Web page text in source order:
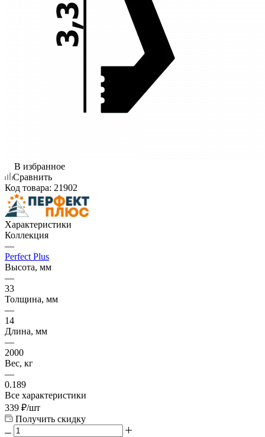
В избранное
Сравнить
Код товара: 21902
Характеристики
Коллекция
—
Perfect Plus
Высота, мм
—
33
Толщина, мм
—
14
Длина, мм
—
2000
Вес, кг
—
0.189
Все характеристики
339 ₽/шт
Получить скидку